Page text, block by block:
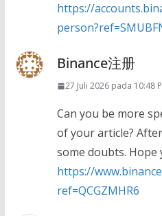
https://
Binance注册
27 Juli 2026 pada 10:48
Can you be more
of your article?
some doubts. Hope
https://
ref=QCGZMHR6